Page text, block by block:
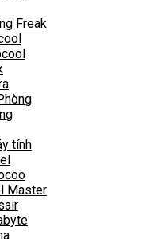
Freak
tính
Master